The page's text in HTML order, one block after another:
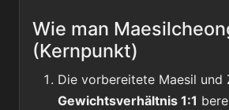
Wie man
(Kernpunkt)
Die vorbereitete Maesil und
Gewichtsverhältnis 1:1